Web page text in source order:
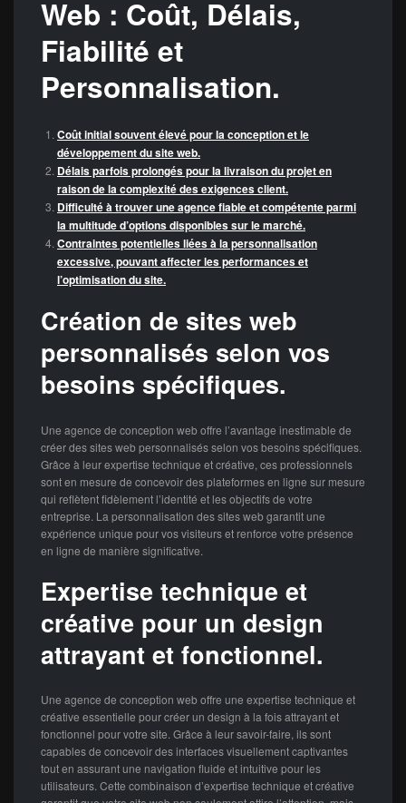
Web : Coût, Délais,
Fiabilité et
Personnalisation.
Coût initial souvent élevé pour la conception et le
développement du site web.
Délais parfois prolongés pour la livraison du projet en
raison de la complexité des exigences client.
Difficulté à trouver une agence fiable et compétente parmi
la multitude d’options disponibles sur le marché.
Contraintes potentielles liées à la personnalisation
excessive, pouvant affecter les performances et
l’optimisation du site.
Création de sites web
personnalisés selon vos
besoins spécifiques.
Une agence de conception web offre l’avantage inestimable de
créer des sites web personnalisés selon vos besoins spécifiques.
Grâce à leur expertise technique et créative, ces professionnels
sont en mesure de concevoir des plateformes en ligne sur mesure
qui reflètent fidèlement l’identité et les objectifs de votre
entreprise. La personnalisation des sites web garantit une
expérience unique pour vos visiteurs et renforce votre présence
en ligne de manière significative.
Expertise technique et
créative pour un design
attrayant et fonctionnel.
Une agence de conception web offre une expertise technique et
créative essentielle pour créer un design à la fois attrayant et
fonctionnel pour votre site. Grâce à leur savoir-faire, ils sont
capables de concevoir des interfaces visuellement captivantes
tout en assurant une navigation fluide et intuitive pour les
utilisateurs. Cette combinaison d’expertise technique et créative